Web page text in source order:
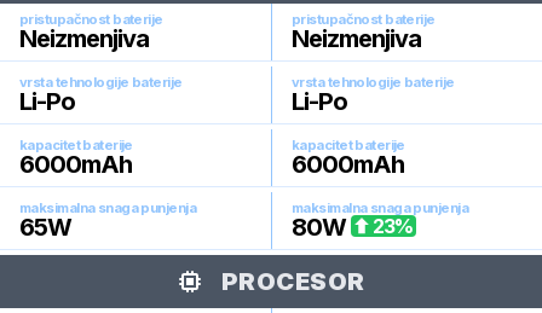
pristupačnost baterije
Neizmenjiva
pristupačnost baterije
Neizmenjiva
vrsta tehnologije baterije
Li-Po
vrsta tehnologije baterije
Li-Po
kapacitet baterije
6000mAh
kapacitet baterije
6000mAh
maksimalna snaga punjenja
65W
maksimalna snaga punjenja
80W 23%
PROCESOR